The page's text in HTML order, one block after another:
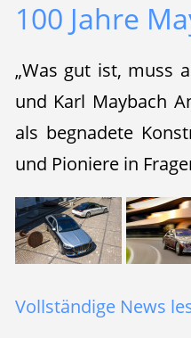
100 Jahre
„Was gut ist, muss
und Karl Maybach
als begnadete
und Pioniere in
Vollständige News